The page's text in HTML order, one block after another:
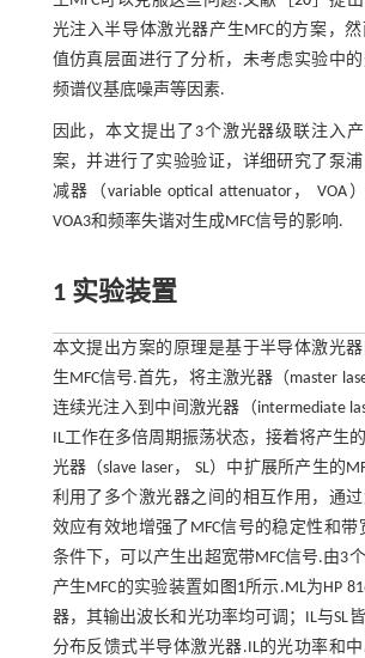
光注入半导体激光器产生MFC的方案，
值仿真层面进行了分析，未考虑实验中
频谱仪基底噪声等因素.
因此，本文提出了3个激光器级联注入产
案，并进行了实验验证，详细研究了泵
减器（variable optical attenuator， VOA）
VOA3和频率失谐对生成MFC信号的影响.
1 实验装置
本文提出方案的原理是基于半导体激光
生MFC信号.首先，将主激光器（master
连续光注入到中间激光器（intermediate
IL工作在多倍周期振荡状态，接着将产生
光器（slave laser， SL）中扩展所产生的
利用了多个激光器之间的相互作用，通
效应有效地增强了MFC信号的稳定性和
条件下，可以产生出超宽带MFC信号.由3
产生MFC的实验装置如 图1所示.ML为HP
器，其输出波长和光功率均可调；IL与SL
分布反馈式半导体激光器.IL的光功率和